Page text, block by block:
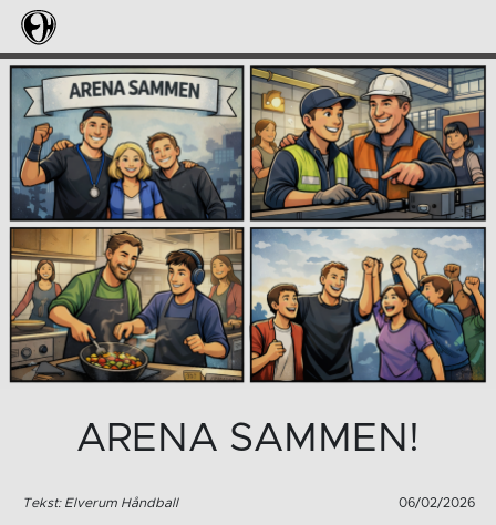
ARENA SAMMEN!
Tekst: Elverum Håndball 06/02/2026